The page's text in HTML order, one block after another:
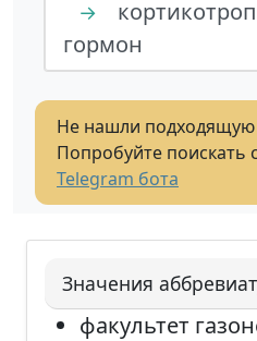
→
гормон
Не нашли
Попробуйте
Telegram бота
Значения
факультет